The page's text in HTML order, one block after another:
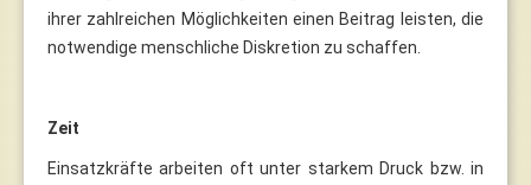
ihrer zahlreichen Möglichkeiten einen Beitrag leisten, die
notwendige menschliche Diskretion zu schaffen.
Zeit
Einsatzkräfte arbeiten oft unter starkem Druck bzw. in